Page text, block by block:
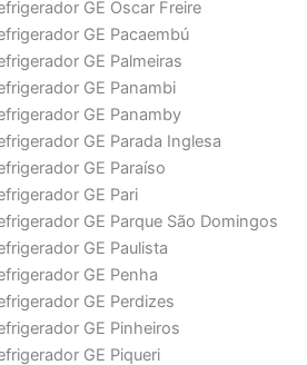
GE Oscar Freire
GE Pacaembú
GE Palmeiras
GE Panambi
GE Panamby
GE Parada Inglesa
GE Paraíso
GE Pari
GE Parque São Domingos
GE Paulista
GE Penha
GE Perdizes
GE Pinheiros
GE Piqueri